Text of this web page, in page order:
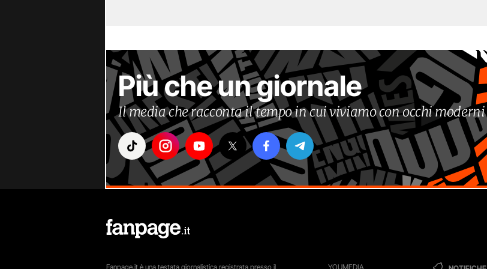
Più che un giornale
Il media che racconta il tempo in cui viviamo con occhi moderni
YOUMEDIA
Fanpage.it è una testata giornalistica registrata presso il